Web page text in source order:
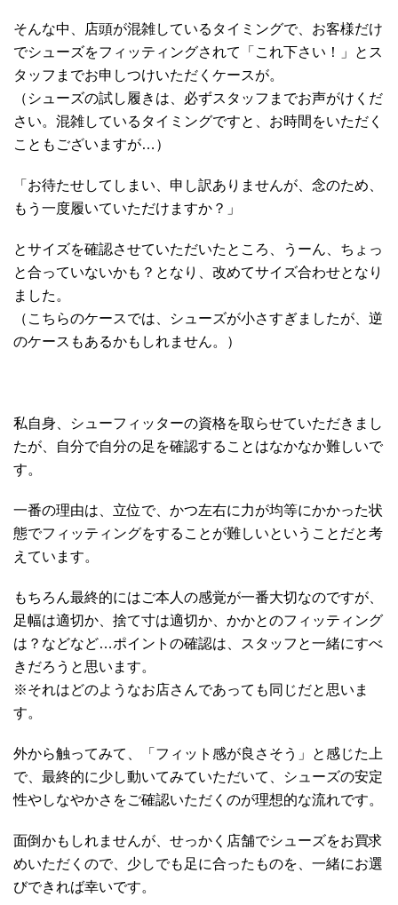
そんな中、店頭が混雑しているタイミングで、お客様だけ
でシューズをフィッティングされて「これ下さい！」とス
タッフまでお申しつけいただくケースが。
（シューズの試し履きは、必ずスタッフまでお声がけくだ
さい。混雑しているタイミングですと、お時間をいただく
こともございますが…）
「お待たせしてしまい、申し訳ありませんが、念のため、
もう一度履いていただけますか？」
とサイズを確認させていただいたところ、うーん、ちょっ
と合っていないかも？となり、改めてサイズ合わせとなり
ました。
（こちらのケースでは、シューズが小さすぎましたが、逆
のケースもあるかもしれません。）
私自身、シューフィッターの資格を取らせていただきまし
たが、自分で自分の足を確認することはなかなか難しいで
す。
一番の理由は、立位で、かつ左右に力が均等にかかった状
態でフィッティングをすることが難しいということだと考
えています。
もちろん最終的にはご本人の感覚が一番大切なのですが、
足幅は適切か、捨て寸は適切か、かかとのフィッティング
は？などなど…ポイントの確認は、スタッフと一緒にすべ
きだろうと思います。
※それはどのようなお店さんであっても同じだと思いま
す。
外から触ってみて、「フィット感が良さそう」と感じた上
で、最終的に少し動いてみていただいて、シューズの安定
性やしなやかさをご確認いただくのが理想的な流れです。
面倒かもしれませんが、せっかく店舗でシューズをお買求
めいただくので、少しでも足に合ったものを、一緒にお選
びできれば幸いです。